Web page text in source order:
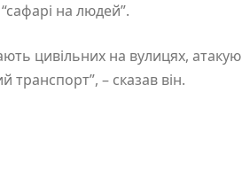
на людей”.
цивільних на вулицях,
– сказав він.